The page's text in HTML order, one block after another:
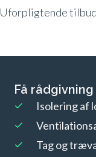
Uforpligtende
Få
Isolering af
Tag og